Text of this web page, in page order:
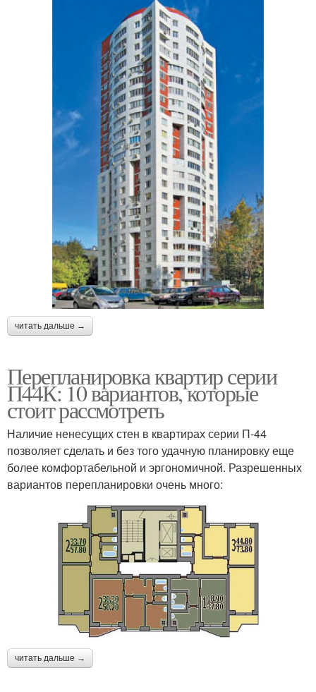
читать дальше →
Перепланировка квартир серии
П44К: 10 вариантов, которые
стоит рассмотреть
Наличие ненесущих стен в квартирах серии П-44
позволяет сделать и без того удачную планировку еще
более комфортабельной и эргономичной. Разрешенных
вариантов перепланировки очень много:
читать дальше →